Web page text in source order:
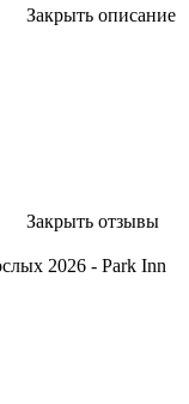
Закрыть описание
Закрыть отзывы